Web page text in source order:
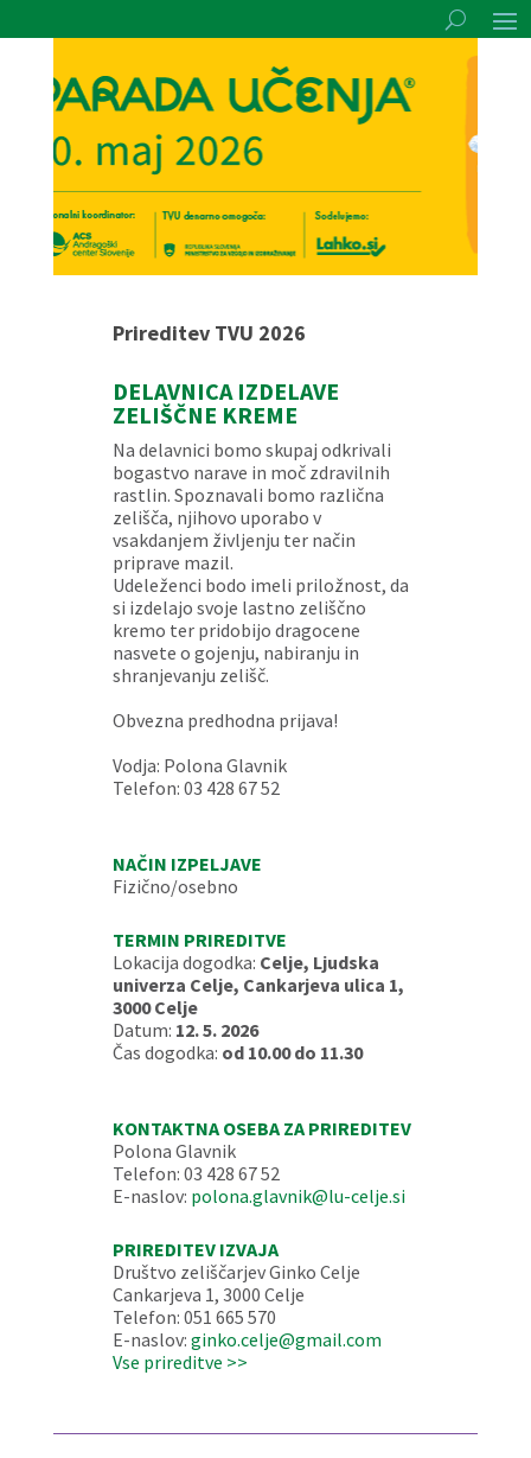
Prireditev TVU 2026
DELAVNICA IZDELAVE
ZELIŠČNE KREME
Na delavnici bomo skupaj odkrivali
bogastvo narave in moč zdravilnih
rastlin. Spoznavali bomo različna
zelišča, njihovo uporabo v
vsakdanjem življenju ter način
priprave mazil.
Udeleženci bodo imeli priložnost, da
si izdelajo svoje lastno zeliščno
kremo ter pridobijo dragocene
nasvete o gojenju, nabiranju in
shranjevanju zelišč.
Obvezna predhodna prijava!
Vodja: Polona Glavnik
Telefon: 03 428 67 52
NAČIN IZPELJAVE
Fizično/osebno
TERMIN PRIREDITVE
Lokacija dogodka: Celje, Ljudska
univerza Celje, Cankarjeva ulica 1,
3000 Celje
Datum: 12. 5. 2026
Čas dogodka: od 10.00 do 11.30
KONTAKTNA OSEBA ZA PRIREDITEV
Polona Glavnik
Telefon: 03 428 67 52
E-naslov: polona.glavnik@lu-celje.si
PRIREDITEV IZVAJA
Društvo zeliščarjev Ginko Celje
Cankarjeva 1, 3000 Celje
Telefon: 051 665 570
E-naslov: ginko.celje@gmail.com
Vse prireditve >>